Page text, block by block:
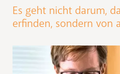
Es geht nicht darum,
erfinden, sondern von